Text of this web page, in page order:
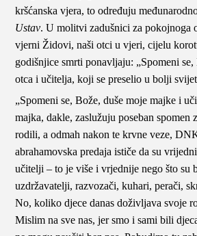
kršćanska vjera, to određuju
Ustav. U molitvi zadušnici za pokojnoga
vjerni Židovi, naši otci u vjeri, cijelu
godišnjice smrti ponavljaju: „Spomeni se,
otca i učitelja, koji se preselio u bolji
„Spomeni se, Bože, duše moje majke i
majka, dakle, zaslužuju poseban spomen
rodili, a odmah nakon te krvne veze,
abrahamovska predaja ističe da su
učitelji – to je više i vrjednije nego što su
uzdržavatelji, razvozači, kuhari, perači,
No, koliko djece danas doživljava svoje
Mislim na sve nas, jer smo i sami bili